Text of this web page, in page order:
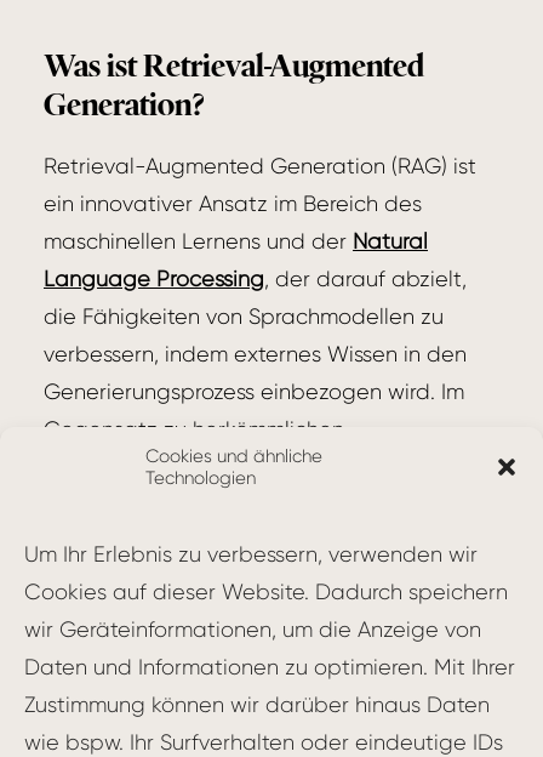
Cookies und ähnliche
Technologien
Um Ihr Erlebnis zu verbessern, verwenden wir
Cookies auf dieser Website. Dadurch speichern
wir Geräteinformationen, um die Anzeige von
Daten und Informationen zu optimieren. Mit Ihrer
Zustimmung können wir darüber hinaus Daten
wie bspw. Ihr Surfverhalten oder eindeutige IDs
Was ist Retrieval-Augmented
Generation?
Retrieval-Augmented Generation (RAG) ist
ein innovativer Ansatz im Bereich des
maschinellen Lernens und der Natural
Language Processing, der darauf abzielt,
die Fähigkeiten von Sprachmodellen zu
verbessern, indem externes Wissen in den
Generierungsprozess einbezogen wird. Im
Gegensatz zu herkömmlichen
Sprachmodellen, die ausschließlich auf den
Informationen basieren, nutzt RAG
zusätzliche Datenquellen, um die
generierten Texte zu erweitern und zu
verbessern.
Funktionsweise von Retrieval-